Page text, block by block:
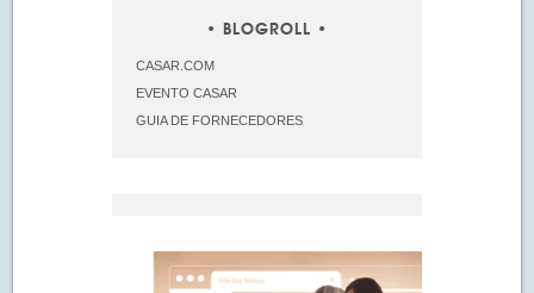
BLOGROLL
CASAR.COM
EVENTO CASAR
GUIA DE FORNECEDORES